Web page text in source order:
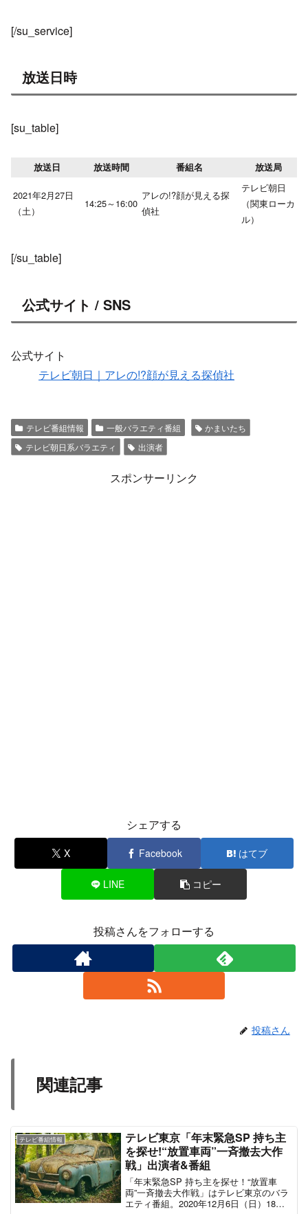
[/su_service]
放送日時
[su_table]
放送日 放送時間 番組名 放送局
2021年2月27日
（土）
14:25～16:00
アレの!?顔が見える探
偵社
テレビ朝日
（関東ローカ
ル）
[/su_table]
公式サイト / SNS
公式サイト
テレビ朝日｜アレの!?顔が見える探偵社
テレビ番組情報 一般バラエティ番組
かまいたち
テレビ朝日系バラエティ
出演者
スポンサーリンク
シェアする
X Facebook はてブ
LINE コピー
投稿さんをフォローする
投稿さん
関連記事
テレビ番組情報
テレビ東京「年末緊急SP 持ち主
を探せ!“放置車両”一斉撤去大作
戦」出演者&番組
「年末緊急SP 持ち主を探せ！“放置車
両”一斉撤去大作戦」はテレビ東京のバラ
エティ番組。2020年12月6日（日）18時